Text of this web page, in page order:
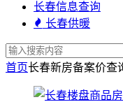
长春信息查询
长春供暖
首页长春新房备案价查